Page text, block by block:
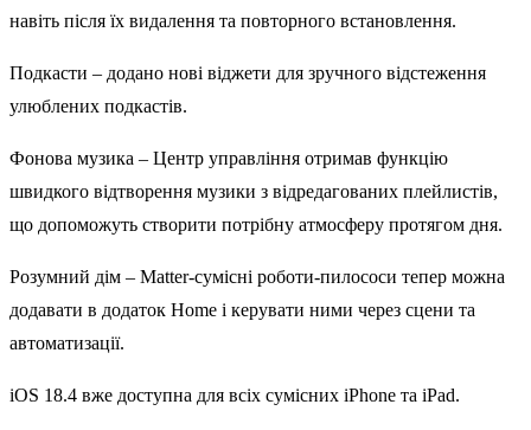
навіть після їх видалення та повторного встановлення.
Подкасти – додано нові віджети для зручного відстеження
улюблених подкастів.
Фонова музика – Центр управління отримав функцію
швидкого відтворення музики з відредагованих плейлистів,
що допоможуть створити потрібну атмосферу протягом дня.
Розумний дім – Matter-сумісні роботи-пилососи тепер можна
додавати в додаток Home і керувати ними через сцени та
автоматизації.
iOS 18.4 вже доступна для всіх сумісних iPhone та iPad.